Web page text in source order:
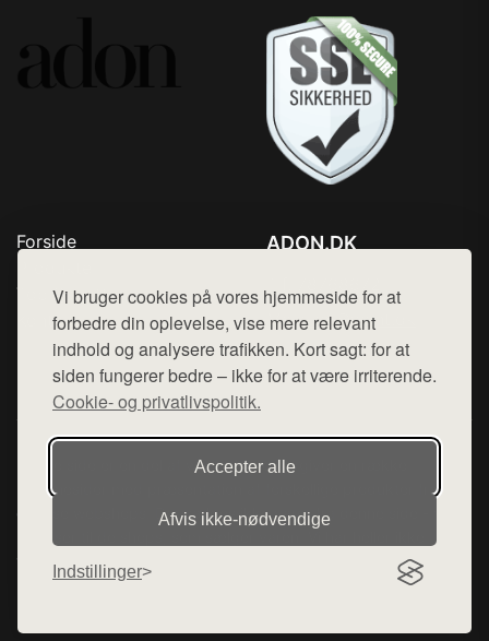
Vi bruger cookies på vores hjemmeside for at
forbedre din oplevelse, vise mere relevant
indhold og analysere trafikken. Kort sagt: for at
siden fungerer bedre – ikke for at være irriterende.
Cookie- og privatlivspolitik.
Accepter alle
Afvis ikke‑nødvendige
Indstillinger
Forside
Top Rabatter
Kontakt
ADON.DK
Mail: hej@want.dk
Cookie- og privatlivspolitik
Denne side er en del af want.dk, der udgiver en række
hjemmesider med præsentation af forskellige produkter fra
diverse webshops. Der sælges ikke varer fra denne side - vi
henviser til de shops, som sælger varen. Vi har heller ikke
varerne på lager.